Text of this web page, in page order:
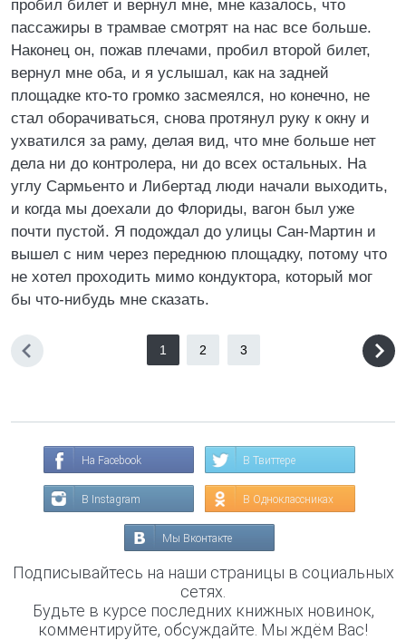
пробил билет и вернул мне, мне казалось, что
пассажиры в трамвае смотрят на нас все больше.
Наконец он, пожав плечами, пробил второй билет,
вернул мне оба, и я услышал, как на задней
площадке кто-то громко засмеялся, но конечно, не
стал оборачиваться, снова протянул руку к окну и
ухватился за раму, делая вид, что мне больше нет
дела ни до контролера, ни до всех остальных. На
углу Сармьенто и Либертад люди начали выходить,
и когда мы доехали до Флориды, вагон был уже
почти пустой. Я подождал до улицы Сан-Мартин и
вышел с ним через переднюю площадку, потому что
не хотел проходить мимо кондуктора, который мог
бы что-нибудь мне сказать.
1 2 3
На Facebook В Твиттере
В Instagram В Одноклассниках
Мы Вконтакте
Подписывайтесь на наши страницы в социальных
сетях.
Будьте в курсе последних книжных новинок,
комментируйте, обсуждайте. Мы ждём Вас!